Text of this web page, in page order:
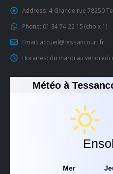
Address: 4 Grande rue 78250
Phone: 01 34 74 22 15 (choix 1)
Email: accueil@tessancourt.fr
Horaires: du mardi au vendredi
Météo à
Mer